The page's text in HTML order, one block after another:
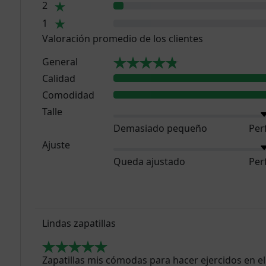
2
1
Valoración promedio de los clientes
General
Calidad
Comodidad
Talle
Demasiado pequeño
Ajuste
Queda ajustado
Lindas zapatillas
Zapatillas mis cómodas para hacer ejercidos en